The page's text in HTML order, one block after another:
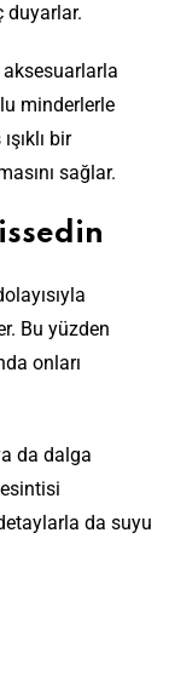
duyarlar.
minderlerle
bir
sağlar.
Bu yüzden
onları
da dalga
da suyu